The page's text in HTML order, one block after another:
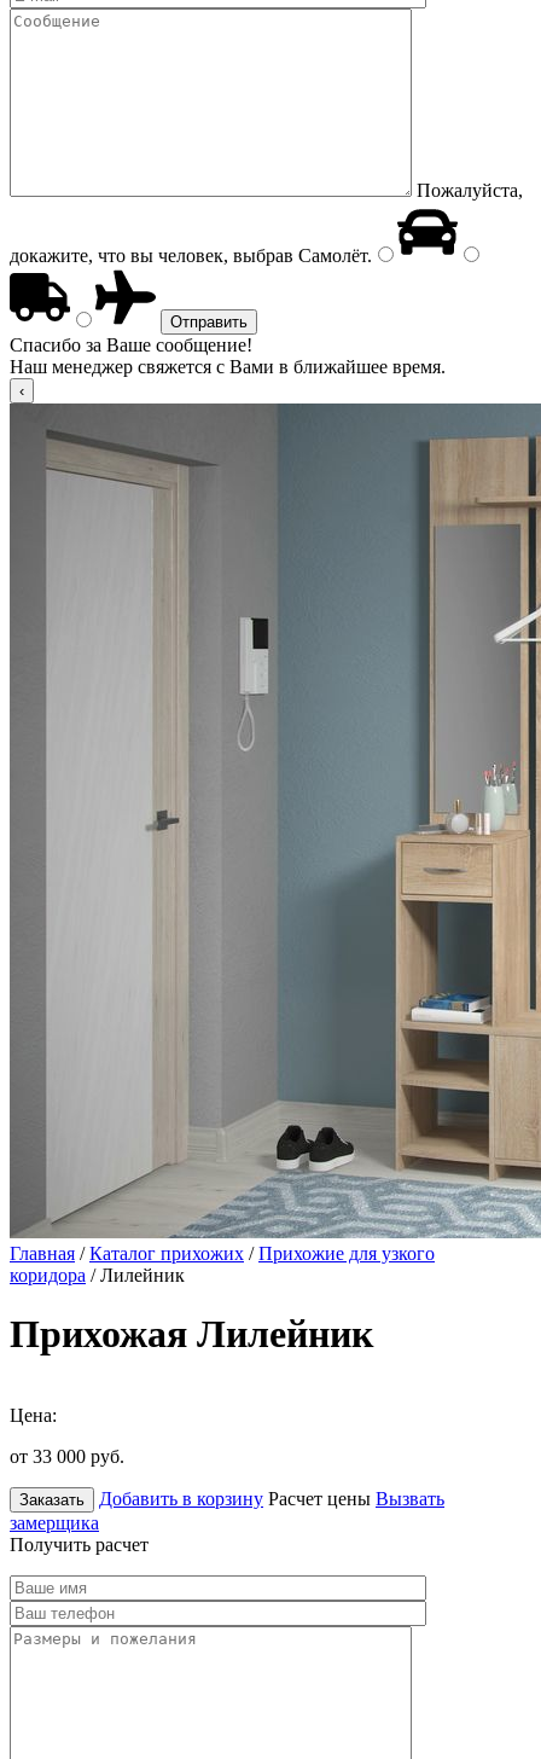
Пожалуйста,
докажите, что вы человек, выбрав Самолёт.
Спасибо за Ваше сообщение!
Наш менеджер свяжется с Вами в ближайшее время.
Главная /Каталог прихожих /Прихожие для узкого
коридора / Лилейник
Прихожая Лилейник
Цена:
от 33 000 руб.
Заказать Добавить в корзину Расчет цены Вызвать
замерщика
Получить расчет